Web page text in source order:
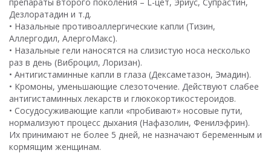
Дезлоратадин и т.д.
• Назальные противоаллергические капли (Тизин,
Аллергодил, АлергоМакс).
• Назальные гели наносятся на слизистую носа несколько
раз в день (Виброцил, Лоризан).
• Антигистаминные капли в глаза (Дексаметазон, Эмадин).
• Кромоны, уменьшающие слезоточение. Действуют слабее
антигистаминных лекарств и глюкокортикостероидов.
• Сосудосуживающие капли «пробивают» носовые пути,
нормализуют процесс дыхания (Нафазолин, Фенилэфрин).
Их принимают не более 5 дней, не назначают беременным и
кормящим женщинам.